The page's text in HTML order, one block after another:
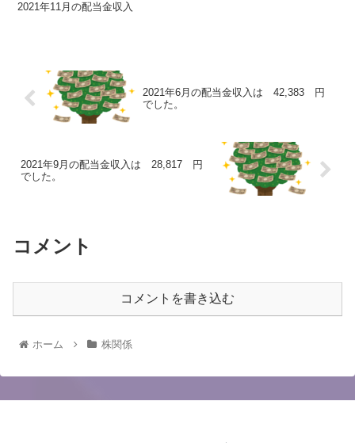
2021年11月の配当金収入
2021年6月の配当金収入は 42,383 円
でした。
2021年9月の配当金収入は 28,817 円
でした。
コメント
コメントを書き込む
ホーム 株関係